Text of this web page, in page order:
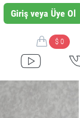
Giriş veya Üye Ol
$ 0